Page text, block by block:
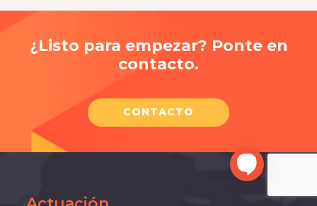
¿Listo para empezar? Ponte en
contacto.
CONTACTO